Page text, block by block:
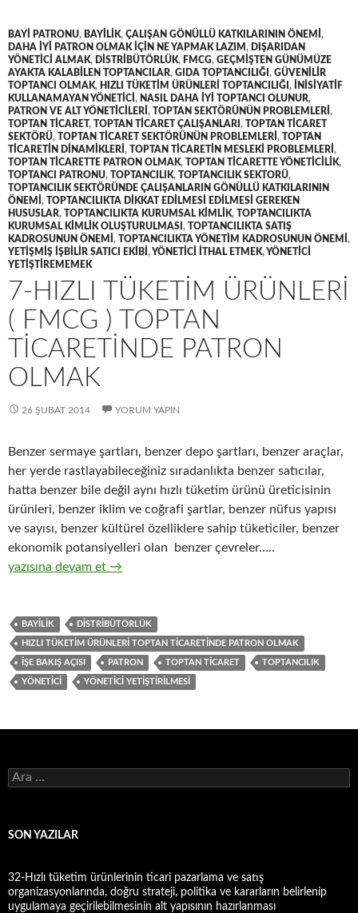
BAYI PATRONU, BAYILIK, ÇALIŞAN GÖNÜLLÜ KATKILARININ ÖNEMI ,
DAHA IYI PATRON OLMAK IÇIN NE YAPMAK LAZIM , DIŞARIDAN
YÖNETICI ALMAK, DISTRIBÜTÖRLÜK, FMCG, GEÇMIŞTEN GÜNÜMÜZE
AYAKTA KALABILEN TOPTANCILAR, GIDA TOPTANCILIĞI , GÜVENILIR
TOPTANCI OLMAK, HIZLI TÜKETIM ÜRÜNLERI TOPTANCILIĞI ,
INISIYATIF
KULLANAMAYAN YÖNETICI , NASIL DAHA IYI TOPTANCI OLUNUR,
PATRON VE ALT YÖNETICILERI , TOPTAN SEKTÖRÜNÜN PROBLEMLERI ,
TOPTAN TICARET, TOPTAN TICARET ÇALIŞANLARI , TOPTAN TICARET
SEKTÖRÜ, TOPTAN TICARET SEKTÖRÜNÜN PROBLEMLERI , TOPTAN
TICARETIN DINAMIKLERI , TOPTAN TICARETIN MESLEKI PROBLEMLERI ,
TOPTAN TICARETTE PATRON OLMAK, TOPTAN TICARETTE YÖNETICILIK,
TOPTANCI PATRONU, TOPTANCILIK, TOPTANCILIK SEKTORÜ,
TOPTANCILIK SEKTÖRÜNDE ÇALIŞANLARIN GÖNÜLLÜ KATKILARININ
ÖNEMI , TOPTANCILIKTA DIKKAT EDILMESI EDILMESI GEREKEN
HUSUSLAR, TOPTANCILIKTA KURUMSAL KIMLIK, TOPTANCILIKTA
KURUMSAL KIMLIK OLUŞTURULMASI , TOPTANCILIKTA SATIŞ
KADROSUNUN ÖNEMI , TOPTANCILIKTA YÖNETIM KADROSUNUN ÖNEMI ,
YETIŞMIŞ IŞBILIR SATICI EKIBI ,YÖNETICI ITHAL ETMEK,YÖNETICI
YETIŞTIREMEMEK
7-HIZLI TÜKETIM ÜRÜNLERI
( FMCG ) TOPTAN
TICARETINDE PATRON
OLMAK
26 ŞUBAT 2014 YORUM YAPIN
Benzer sermaye şartları, benzer depo şartları, benzer araçlar,
her yerde rastlayabileceğiniz sıradanlıkta benzer satıcılar,
hatta benzer bile değil aynı hızlı tüketim ürünü üreticisinin
ürünleri, benzer iklim ve coğrafi şartlar, benzer nüfus yapısı
ve sayısı, benzer kültürel özelliklere sahip tüketiciler, benzer
ekonomik potansiyelleri olan benzer çevreler…..
7-Hızlı tüketim ürünleri ( FMCG ) toptan ticaretinde patron
yazısına devam et →
BAYILIK DISTRIBÜTÖRLÜK
HIZLI TÜKETIM ÜRÜNLERI TOPTAN TICARETINDE PATRON OLMAK
IŞE BAKIŞ AÇISI PATRON TOPTAN TICARET TOPTANCILIK
YÖNETICI YÖNETICI YETIŞTIRILMESI
A
r
a
SON YAZILAR
32-Hızlı tüketim ürünlerinin ticari pazarlama ve satış
organizasyonlarında, doğru strateji, politika ve kararların belirlenip
uygulamaya geçirilebilmesinin alt yapısının hazırlanması